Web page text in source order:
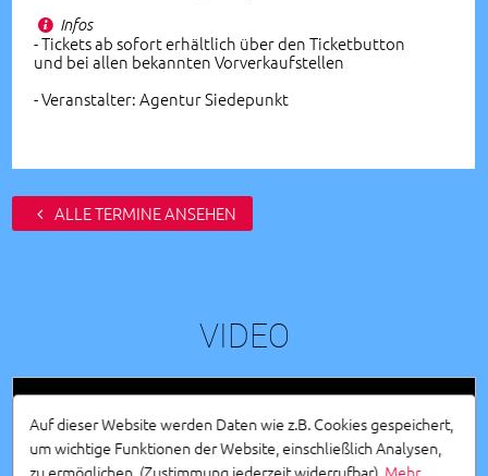
Infos
- Tickets ab sofort erhältlich über den Ticketbutton
und bei allen bekannten Vorverkaufstellen
- Veranstalter: Agentur Siedepunkt
ALLE TERMINE ANSEHEN
VIDEO
Auf dieser Website werden Daten wie z.B. Cookies gespeichert,
um wichtige Funktionen der Website, einschließlich Analysen,
zu ermöglichen. (Zustimmung jederzeit widerrufbar). Mehr